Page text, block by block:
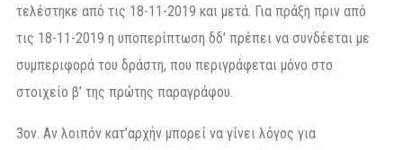
τελέστηκε από τις 18-11-2019 και μετά. Για πράξη πριν από
τις 18-11-2019 η υποπερίπτωση δδ’ πρέπει να συνδέεται με
συμπεριφορά του δράστη, που περιγράφεται μόνο στο
στοιχείο β’ της πρώτης παραγράφου.
3ον. Αν λοιπόν κατ’αρχήν μπορεί να γίνει λόγος για